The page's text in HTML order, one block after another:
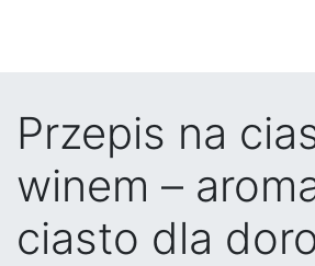
Przepis na
winem –
ciasto dla